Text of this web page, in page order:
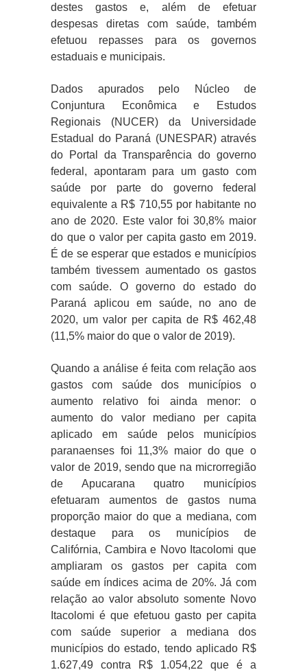
destes gastos e, além de efetuar
despesas diretas com saúde, também
efetuou repasses para os governos
estaduais e municipais.
Dados apurados pelo Núcleo de
Conjuntura Econômica e Estudos
Regionais (NUCER) da Universidade
Estadual do Paraná (UNESPAR) através
do Portal da Transparência do governo
federal, apontaram para um gasto com
saúde por parte do governo federal
equivalente a R$ 710,55 por habitante no
ano de 2020. Este valor foi 30,8% maior
do que o valor per capita gasto em 2019.
É de se esperar que estados e municípios
também tivessem aumentado os gastos
com saúde. O governo do estado do
Paraná aplicou em saúde, no ano de
2020, um valor per capita de R$ 462,48
(11,5% maior do que o valor de 2019).
Quando a análise é feita com relação aos
gastos com saúde dos municípios o
aumento relativo foi ainda menor: o
aumento do valor mediano per capita
aplicado em saúde pelos municípios
paranaenses foi 11,3% maior do que o
valor de 2019, sendo que na microrregião
de Apucarana quatro municípios
efetuaram aumentos de gastos numa
proporção maior do que a mediana, com
destaque para os municípios de
Califórnia, Cambira e Novo Itacolomi que
ampliaram os gastos per capita com
saúde em índices acima de 20%. Já com
relação ao valor absoluto somente Novo
Itacolomi é que efetuou gasto per capita
com saúde superior a mediana dos
municípios do estado, tendo aplicado R$
1.627,49 contra R$ 1.054,22 que é a